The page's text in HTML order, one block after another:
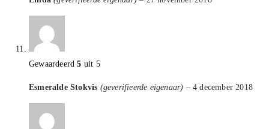
Gewaardeerd5 uit 5
Esmeralde Stokvis (geverifieerde eigenaar) – 4 december 2018